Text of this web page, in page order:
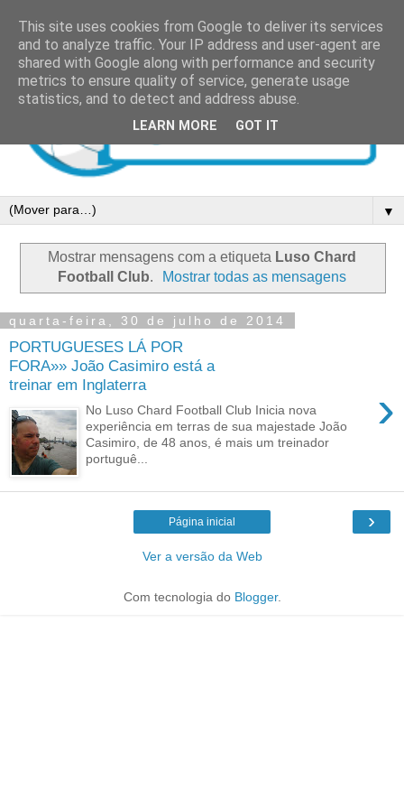
▼
Mostrar mensagens com a etiqueta Luso Chard
Football Club. Mostrar todas as mensagens
quarta-feira, 30 de julho de 2014
PORTUGUESES LÁ POR
FORA»» João Casimiro está a
treinar em Inglaterra
›
No Luso Chard Football Club Inicia nova
experiência em terras de sua majestade João
Casimiro, de 48 anos, é mais um treinador
portuguê...
›
Página inicial
Ver a versão da Web
Com tecnologia do Blogger.
This site uses cookies from Google to deliver its services
and to analyze traffic. Your IP address and user-agent are
shared with Google along with performance and security
metrics to ensure quality of service, generate usage
statistics, and to detect and address abuse.
LEARN MORE GOT IT